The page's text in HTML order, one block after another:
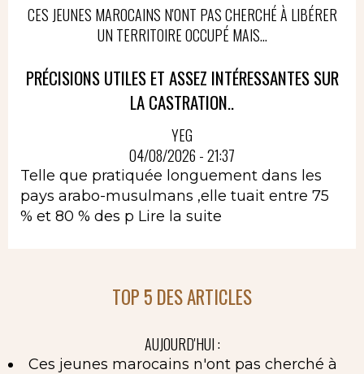
CES JEUNES MAROCAINS N'ONT PAS CHERCHÉ À LIBÉRER
UN TERRITOIRE OCCUPÉ MAIS...
PRÉCISIONS UTILES ET ASSEZ INTÉRESSANTES SUR
LA CASTRATION..
YEG
04/08/2026 - 21:37
Telle que pratiquée longuement dans les
pays arabo-musulmans ,elle tuait entre 75
% et 80 % des p Lire la suite
TOP 5 DES ARTICLES
AUJOURD'HUI :
Ces jeunes marocains n'ont pas cherché à